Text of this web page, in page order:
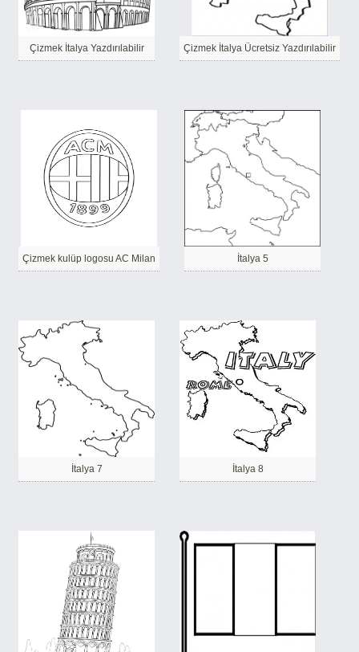
Çizmek İtalya Yazdırılabilir Çizmek İtalya Ücretsiz Yazdırılabilir
Çizmek kulüp logosu AC Milan İtalya 5
İtalya 7 İtalya 8